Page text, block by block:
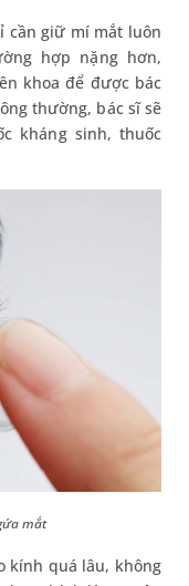
cần giữ mí mắt luôn
hợp nặng hơn,
khoa để được bác
thường, bác sĩ sẽ
kháng sinh, thuốc
mắt
kính quá lâu, không